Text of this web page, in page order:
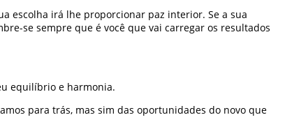
escolha irá lhe proporcionar paz interior. Se a sua
se sempre que é você que vai carregar os resultados
equilíbrio e harmonia.
para trás, mas sim das oportunidades do novo que